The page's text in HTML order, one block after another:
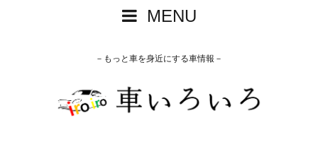
MENU
－もっと車を身近にする車情報－